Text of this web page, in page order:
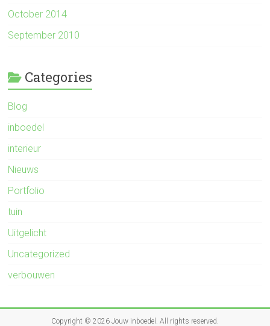
October 2014
September 2010
Categories
Blog
inboedel
interieur
Nieuws
Portfolio
tuin
Uitgelicht
Uncategorized
verbouwen
Copyright © 2026 Jouw inboedel . All rights reserved.